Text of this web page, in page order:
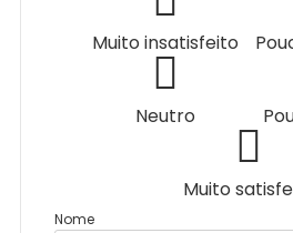
Muito insatisfeito
Neutro
Muito
Nome